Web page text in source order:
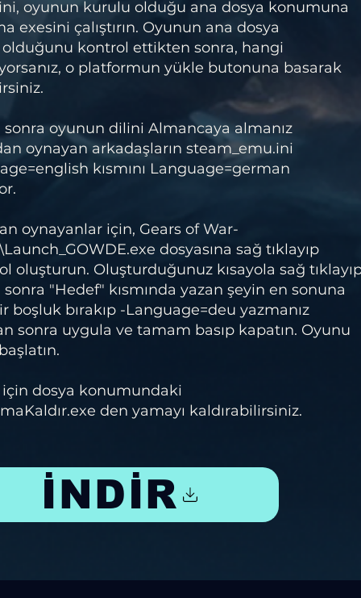
oyunun kurulu olduğu ana dosya konumuna
exesini çalıştırın. Oyunun ana dosya
kontrol ettikten sonra, hangi
o platformun yükle butonuna basarak
sonra oyunun dilini Almancaya almanız
oynayan arkadaşların steam_emu.ini
kısmını Language=german
oynayanlar için, Gears of War-
dosyasına sağ tıklayıp
oluşturun. Oluşturduğunuz kısayola sağ
"Hedef" kısmında yazan şeyin en sonuna
boşluk bırakıp -Language=deu yazmanız
sonra uygula ve tamam basıp kapatın. Oyunu
için dosya konumundaki
den yamayı kaldırabilirsiniz.
İNDİR